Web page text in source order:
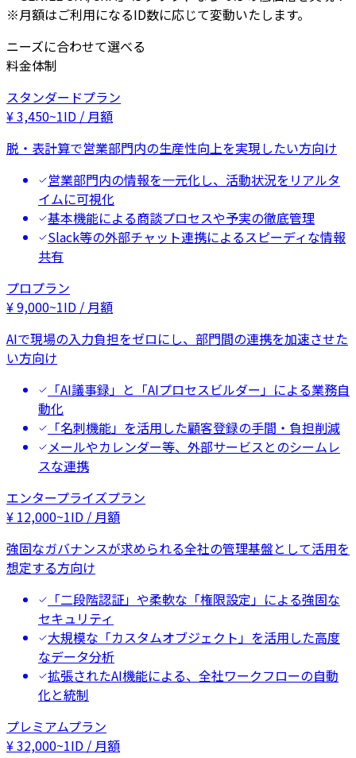
※月額はご利用になるID数に応じて変動いたします。
ニーズに合わせて選べる
料金体制
スタンダードプラン
¥3,450~1ID / 月額
脱・表計算で営業部門内の生産性向上を実現したい方向け
営業部門内の情報を一元化し、活動状況をリアルタ
イムに可視化
基本機能による商談プロセスや予実の徹底管理
Slack等の外部チャット連携によるスピーディな情報
共有
プロプラン
¥9,000~1ID / 月額
AIで現場の入力負担をゼロにし、部門間の連携を加速させた
い方向け
「AI議事録」と「AIプロセスビルダー」による業務自
動化
「名刺機能」を活用した顧客登録の手間・負担削減
メールやカレンダー等、外部サービスとのシームレ
スな連携
エンタープライズプラン
¥ 12,000~1ID / 月額
強固なガバナンスが求められる全社の管理基盤として活用を
想定する方向け
「二段階認証」や柔軟な「権限設定」による強固な
セキュリティ
大規模な「カスタムオブジェクト」を活用した高度
なデータ分析
拡張されたAI機能による、全社ワークフローの自動
化と統制
プレミアムプラン
¥32,000~1ID / 月額